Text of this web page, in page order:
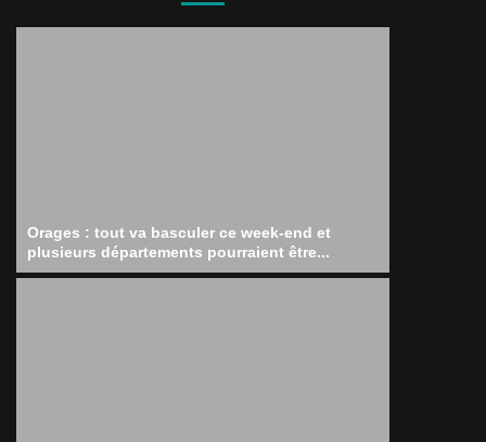
Orages : tout va basculer ce week-end et
plusieurs départements pourraient être...